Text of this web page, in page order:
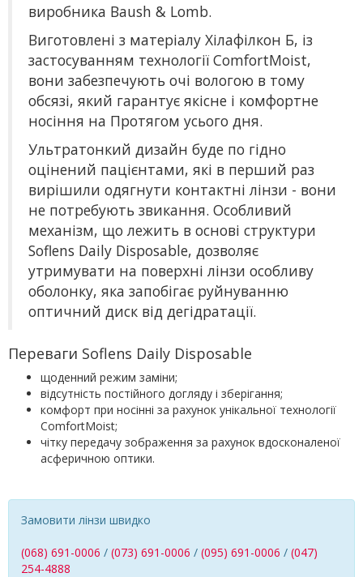
виробника Baush & Lomb.
Виготовлені з матеріалу Хілафілкон Б, із
застосуванням технології ComfortMoist,
вони забезпечують очі вологою в тому
обсязі, який гарантує якісне і комфортне
носіння на Протягом усього дня.
Ультратонкий дизайн буде по гідно
оцінений пацієнтами, які в перший раз
вирішили одягнути контактні лінзи - вони
не потребують звикання. Особливий
механізм, що лежить в основі структури
Soflens Daily Disposable, дозволяє
утримувати на поверхні лінзи особливу
оболонку, яка запобігає руйнуванню
оптичний диск від дегідратації.
Переваги Soflens Daily Disposable
щоденний режим заміни;
відсутність постійного догляду і зберігання;
комфорт при носінні за рахунок унікальної технології
ComfortMoist;
чітку передачу зображення за рахунок вдосконаленої
асферичною оптики.
Замовити лінзи швидко
(068) 691-0006 / (073) 691-0006 / (095) 691-0006 / (047)
254-4888